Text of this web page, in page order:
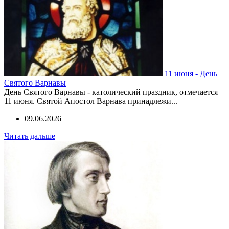
11 июня - День
Святого Варнавы
День Святого Варнавы - католический праздник, отмечается
11 июня. Святой Апостол Варнава принадлежи...
09.06.2026
Читать дальше